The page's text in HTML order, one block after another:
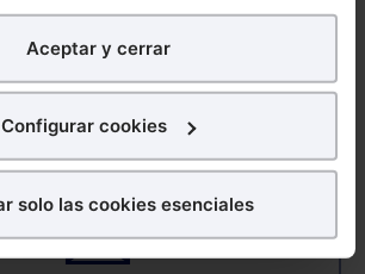
demejorar tu experienciaen
También con fines publicitarios,
publicidad y contenidos de tu
hacer?
Aceptar y cerrar
Configurar cookies
solo las cookies esenciales